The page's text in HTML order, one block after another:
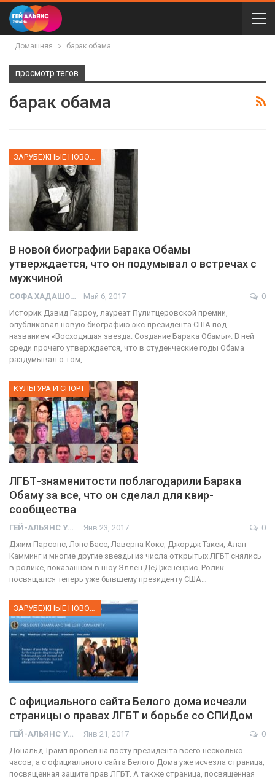
Домашняя барак обама
просмотр тегов
барак обама
В новой биографии Барака Обамы
утверждается, что он подумывал о встречах с
мужчиной
СОФА ХАДАШОТ Май 6, 2017
0
Историк Дэвид Гарроу, лауреат Пулитцеровской премии,
опубликовал новую биографию экс-президента США под
названием «Восходящая звезда: Создание Барака Обамы». В ней
среди прочего утверждается, что в студенческие годы Обама
раздумывал о том,…
КУЛЬТУРА И СПОРТ
ЛГБТ-знаменитости поблагодарили Барака
Обаму за все, что он сделал для квир-
сообщества
ГЕЙ-АЛЬЯНС УКРАИНА Янв 23, 2017
0
Джим Парсонс, Лэнс Басс, Лаверна Кокс, Джордж Такеи, Алан
Камминг и многие другие звезды из числа открытых ЛГБТ снялись
в ролике, показанном в шоу Эллен ДеДжененрис. Ролик
посвящался теперь уже бывшему президенту США…
ЗАРУБЕЖНЫЕ НОВОСТИ
С официального сайта Белого дома исчезли
страницы о правах ЛГБТ и борьбе со СПИДом
ГЕЙ-АЛЬЯНС УКРАИНА Янв 21, 2017
0
Дональд Трамп провел на посту президента всего несколько
часов, а с официального сайта Белого Дома уже исчезла страница,
посвященная защите прав ЛГБТ. А также страница, посвященная